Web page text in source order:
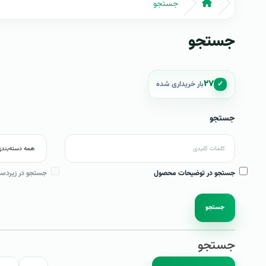
جستجو
جستجو
✓ ۲۷بار خریداری شده
جستجو
جستجو در توضیحات محصول جستجو در
جستجو
جستجو